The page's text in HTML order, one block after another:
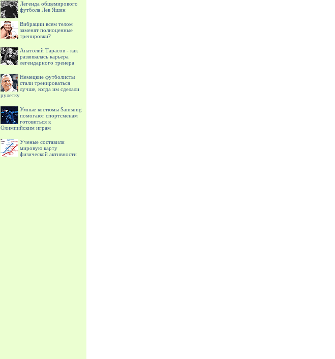
Легенда общемирового
футбола Лев Яшин
Вибрации всем телом
заменят полноценные
тренировки?
Анатолий Тарасов - как
развивалась карьера
легендарного тренера
Немецкие футболисты
стали тренироваться
лучше, когда им сделали
рулетку
Умные костюмы Samsung
помогают спортсменам
готовиться к
Олимпийским играм
Ученые составили
мировую карту
физической активности